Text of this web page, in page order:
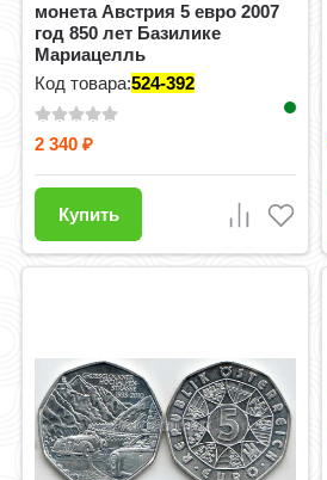
монета Австрия 5 евро 2007
год 850 лет Базилике
Мариацелль
Код товара:524-392
2 340₽
Купить